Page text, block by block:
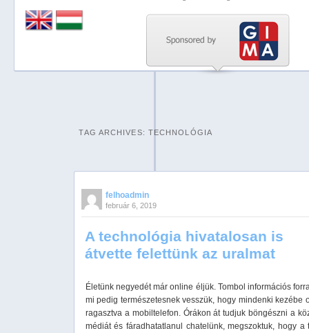
TAG ARCHIVES: TECHNOLÓGIA
felhoadmin
február 6, 2019
A technológia hivatalosan is
átvette felettünk az uralmat
Életünk negyedét már online éljük. Tombol információs
mi pedig természetesnek vesszük, hogy mindenki kezébe
ragasztva a mobiltelefon. Órákon át tudjuk böngészni a
médiát és fáradhatatlanul chatelünk, megszoktuk, hogy a